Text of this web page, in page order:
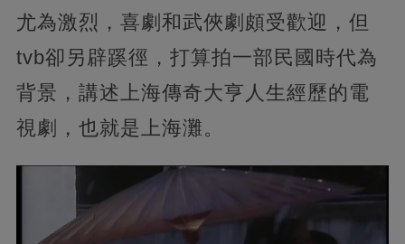
尤為激烈，喜劇和武俠劇頗受歡迎，但
tvb卻另辟蹊徑，打算拍一部民國時代為
背景，講述上海傳奇大亨人生經歷的電
視劇，也就是上海灘。